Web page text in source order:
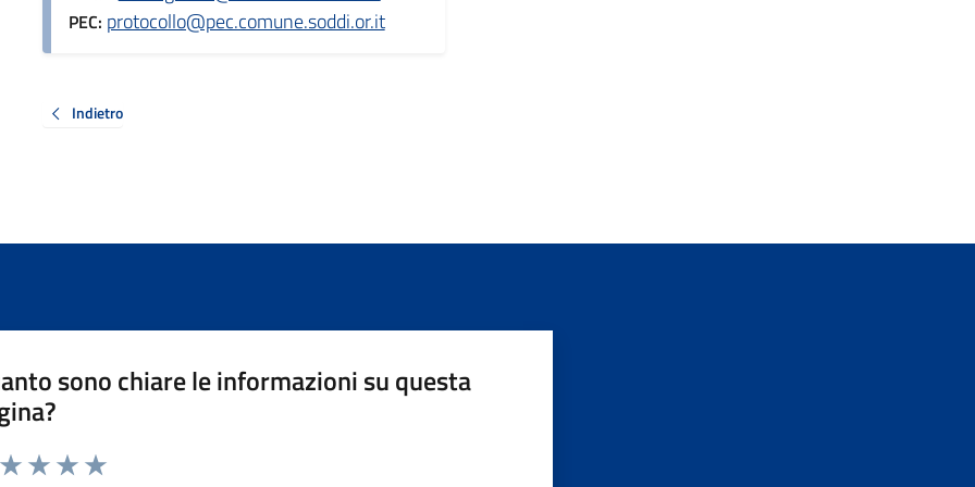
PEC: protocollo@pec.comune.soddi.or.it
Indietro
sono chiare le informazioni su questa
da 1 a 5 stelle la pagina